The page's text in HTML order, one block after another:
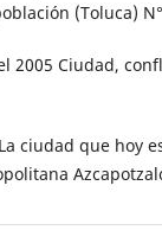
(Toluca)
2005 Ciudad,
ciudad que hoy